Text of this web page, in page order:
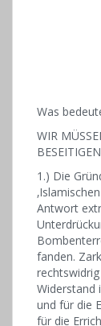
Was
WIR
1.) Die
Antwort
fanden.
Widerstand
und für die
für die